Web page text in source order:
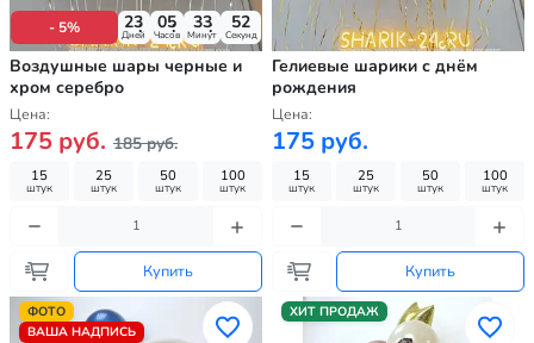
- 5% 23
Дней
05
Часов
33
Минут
51
Секунд
Воздушные шары черные и
хром серебро
Цена:
175 руб. 185 руб.
15
штук
25
штук
50
штук
100
штук
Купить
Гелиевые шарики с днём
рождения
Цена:
175 руб.
15
штук
25
штук
50
штук
100
штук
Купить
ФОТО
ВАША НАДПИСЬ
ХИТ ПРОДАЖ